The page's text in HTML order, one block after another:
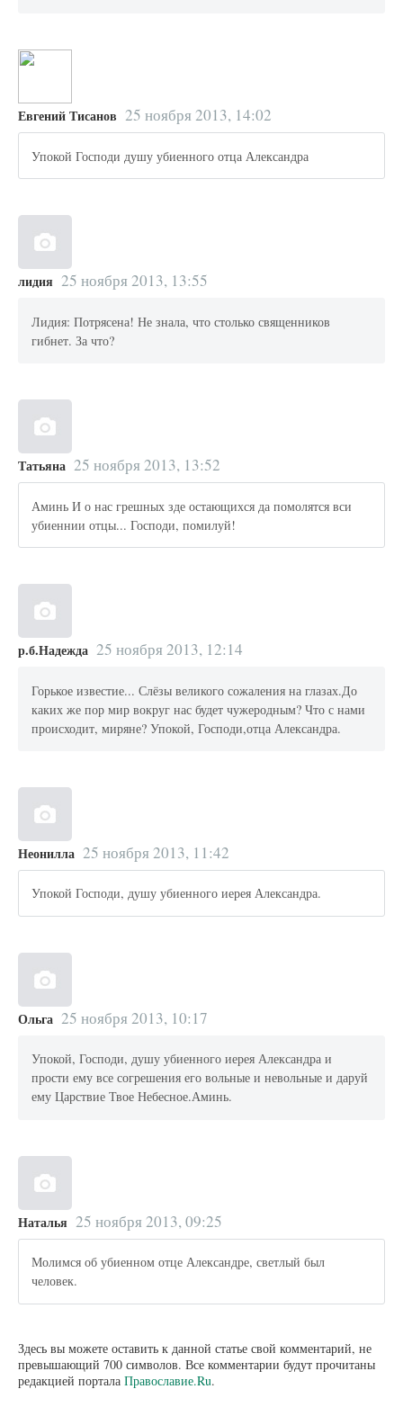
Евгений Тисанов 25 ноября 2013, 14:02
Упокой Господи душу убиенного отца Александра
лидия 25 ноября 2013, 13:55
Лидия: Потрясена! Не знала, что столько священников
гибнет. За что?
Татьяна 25 ноября 2013, 13:52
Аминь И о нас грешных зде остающихся да помолятся вси
убиеннии отцы... Господи, помилуй!
р.б.Надежда 25 ноября 2013, 12:14
Горькое известие... Слёзы великого сожаления на глазах.До
каких же пор мир вокруг нас будет чужеродным? Что с нами
происходит, миряне? Упокой, Господи,отца Александра.
Неонилла 25 ноября 2013, 11:42
Упокой Господи, душу убиенного иерея Александра.
Ольга 25 ноября 2013, 10:17
Упокой, Господи, душу убиенного иерея Александра и
прости ему все согрешения его вольные и невольные и даруй
ему Царствие Твое Небесное.Аминь.
Наталья 25 ноября 2013, 09:25
Молимся об убиенном отце Александре, светлый был
человек.
Здесь вы можете оставить к данной статье свой комментарий, не
превышающий 700 символов. Все комментарии будут прочитаны
редакцией портала Православие.Ru.